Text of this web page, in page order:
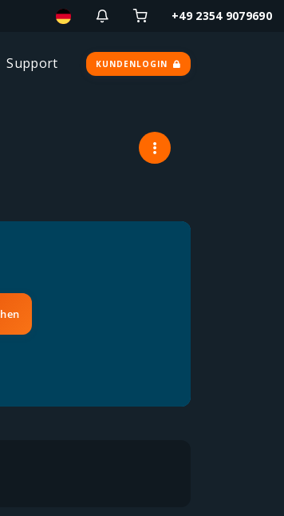
+49 2354 9079690
Support KUNDENLOGIN